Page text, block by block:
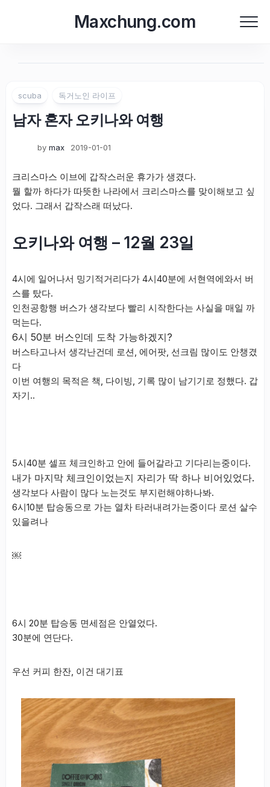
Maxchung.com
scuba 독거노인 라이프
남자 혼자 오키나와 여행
by max 2019-01-01
크리스마스 이브에 갑작스러운 휴가가 생겼다.
뭘 할까 하다가 따뜻한 나라에서 크리스마스를 맞이해보고 싶
었다. 그래서 갑작스래 떠났다.
오키나와 여행 – 12월 23일
4시에 일어나서 밍기적거리다가 4시40분에 서현역에와서 버
스를 탔다.
인천공항행 버스가 생각보다 빨리 시작한다는 사실을 매일 까
먹는다.
6시 50분 버스인데 도착 가능하겠지?
버스타고나서 생각난건데 로션, 에어팟, 선크림 많이도 안챙겼
다
이번 여행의 목적은 책, 다이빙, 기록 많이 남기기로 정했다. 갑
자기..
5시40분 셀프 체크인하고 안에 들어갈라고 기다리는중이다.
내가 마지막 체크인이었는지 자리가 딱 하나 비어있었다.
생각보다 사람이 많다 노는것도 부지런해야하나봐.
6시10분 탑승동으로 가는 열차 타러내려가는중이다 로션 살수
있을려나
￼
6시 20분 탑승동 면세점은 안열었다.
30분에 연단다.
우선 커피 한잔, 이건 대기표